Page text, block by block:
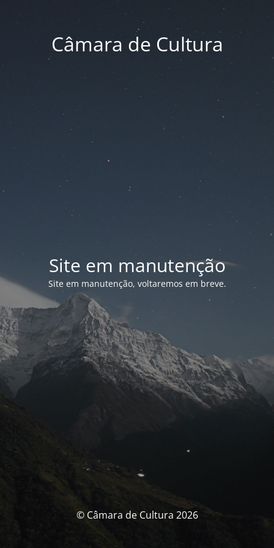
Câmara de Cultura
Site em manutenção
Site em manutenção, voltaremos em breve.
© Câmara de Cultura 2026